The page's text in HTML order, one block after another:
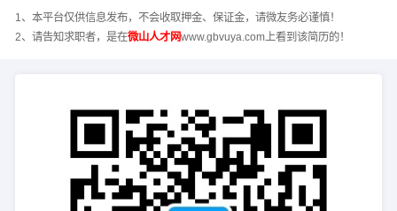
1、本平台仅供信息发布，不会收取押金、保证金，请微友务必谨慎！
2、请告知求职者，是在微山人才网www.gbvuya.com上看到该简历的！